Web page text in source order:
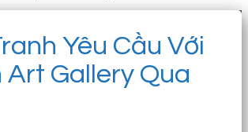
Yêu Cầu Với
Art Gallery Qua